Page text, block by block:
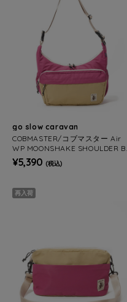
go slow caravan
COBMASTER/コブマスター Air
WP MOONSHAKE SHOULDER BA
G 9L
¥5,390 (税込)
再入荷